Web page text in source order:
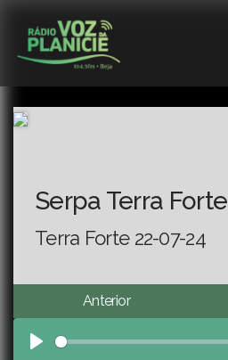
Serpa Terra Forte
Terra Forte 22-07-24
Anterior